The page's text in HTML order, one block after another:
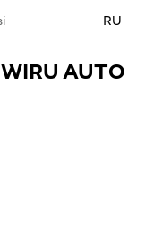
WIRU AUTO
RU